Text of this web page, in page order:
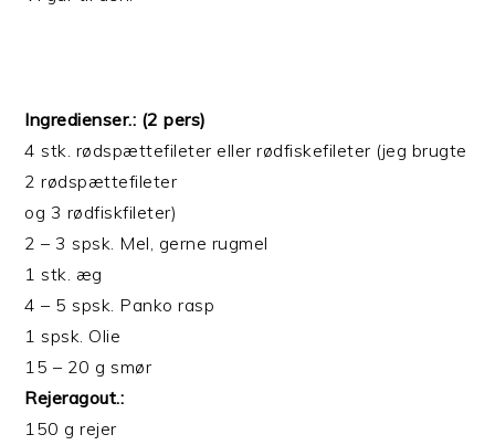
Ingredienser.: (2 pers)
4 stk. rødspættefileter eller rødfiskefileter (jeg brugte
2 rødspættefileter
og 3 rødfiskfileter)
2 – 3 spsk. Mel, gerne rugmel
1 stk. æg
4 – 5 spsk. Panko rasp
1 spsk. Olie
15 – 20 g smør
Rejeragout.:
150 g rejer